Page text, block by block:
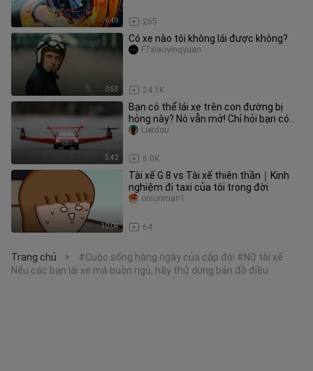
6:49 265
0:53
Có xe nào tôi không lái được không?
24.1K
F7xiaoyingyuan
5:42
Bạn có thể lái xe trên con đường bị
hỏng này? Nó vẫn mở! Chỉ hỏi bạn có
sợ không?
6.0K
Lierdou
10:04
Tài xế G 8 vs Tài xế thiên thần｜Kinh
nghiệm đi taxi của tôi trong đời
64
onionman1
Trang chủ >
#Cuộc sống hàng ngày của cặp đôi #Nữ tài xế
Nếu các bạn lái xe mà buồn ngủ, hãy thử dùng bản đồ điều